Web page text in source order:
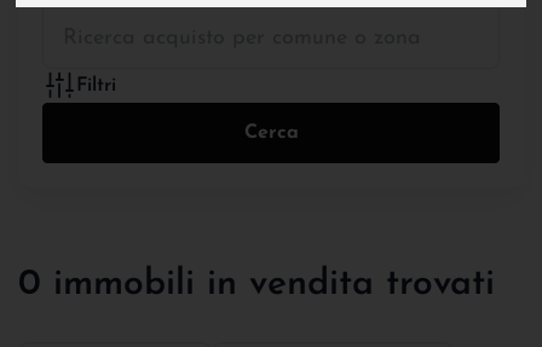
Filtri
Cerca
0 immobili in vendita trovati